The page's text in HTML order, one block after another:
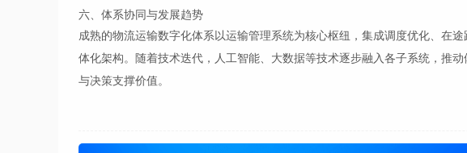
六、体系协同与发展趋势
成熟的物流运输数字化体系以运输管理系统为核心枢纽，集成调度优化、在
体化架构。随着技术迭代，人工智能、大数据等技术逐步融入各子系统，推
与决策支撑价值。